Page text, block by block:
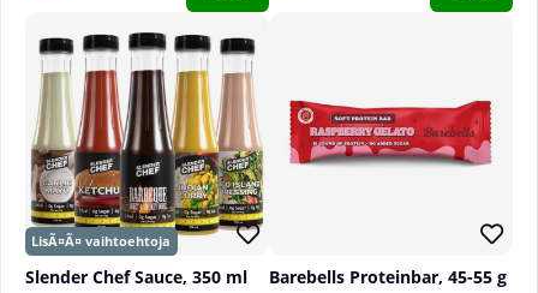
Slender Chef Sauce, 350 ml Barebells Proteinbar, 45-55 g